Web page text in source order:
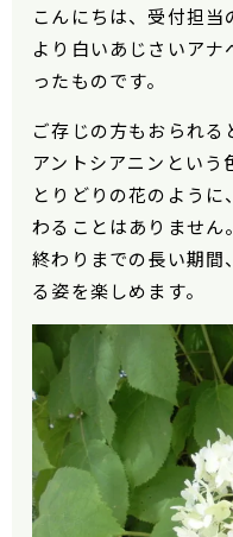
こんにちは、受付担
より白いあじさいア
ったものです。
ご存じの方もおられ
アントシアニンとい
とりどりの花のよう
わることはありません
終わりまでの長い期間
る姿を楽しめます。